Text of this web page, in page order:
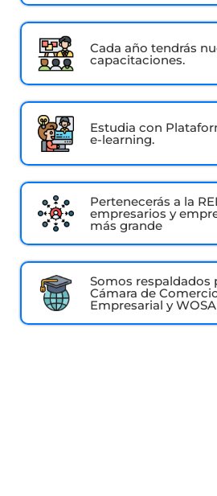
Cada año tendrás
capacitaciones.
Estudia con
e-learning.
Pertenecerás a la
empresarios y
más grande
Somos respaldados
Cámara de
Empresarial y